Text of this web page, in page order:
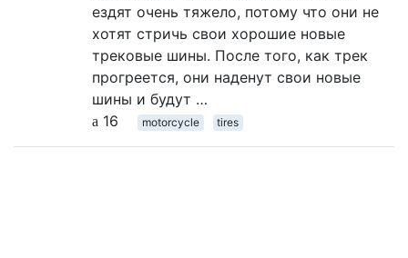
ездят очень тяжело, потому что они не
хотят стричь свои хорошие новые
трековые шины. После того, как трек
прогреется, они наденут свои новые
шины и будут …
16
motorcycle tires